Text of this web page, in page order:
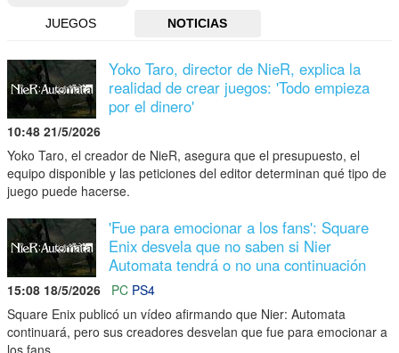
JUEGOS NOTICIAS
Yoko Taro, director de NieR, explica la
realidad de crear juegos: 'Todo empieza
por el dinero'
10:48 21/5/2026
Yoko Taro, el creador de NieR, asegura que el presupuesto, el
equipo disponible y las peticiones del editor determinan qué tipo de
juego puede hacerse.
'Fue para emocionar a los fans': Square
Enix desvela que no saben si Nier
Automata tendrá o no una continuación
15:08 18/5/2026 PC PS4
Square Enix publicó un vídeo afirmando que Nier: Automata
continuará, pero sus creadores desvelan que fue para emocionar a
los fans.